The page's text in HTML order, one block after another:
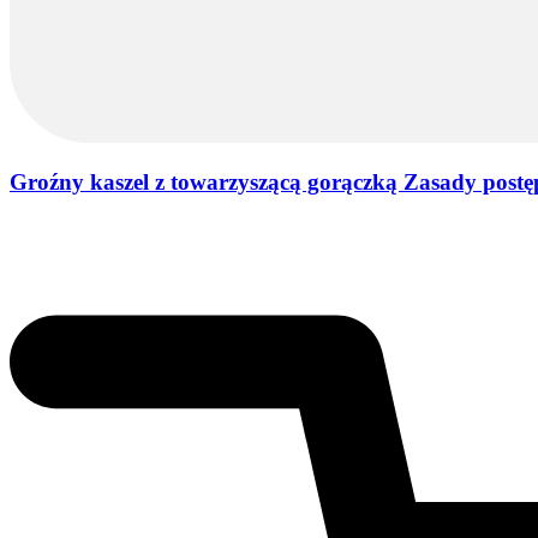
Groźny kaszel z towarzyszącą gorączką Zasady